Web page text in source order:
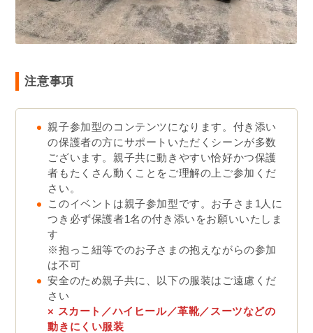
注意事項
親子参加型のコンテンツになります。付き添い
の保護者の方にサポートいただくシーンが多数
ございます。親子共に動きやすい恰好かつ保護
者もたくさん動くことをご理解の上ご参加くだ
さい。
このイベントは親子参加型です。お子さま1人に
つき必ず保護者1名の付き添いをお願いいたしま
す
※抱っこ紐等でのお子さまの抱えながらの参加
は不可
安全のため親子共に、以下の服装はご遠慮くだ
さい
× スカート／ハイヒール／革靴／スーツなどの
動きにくい服装